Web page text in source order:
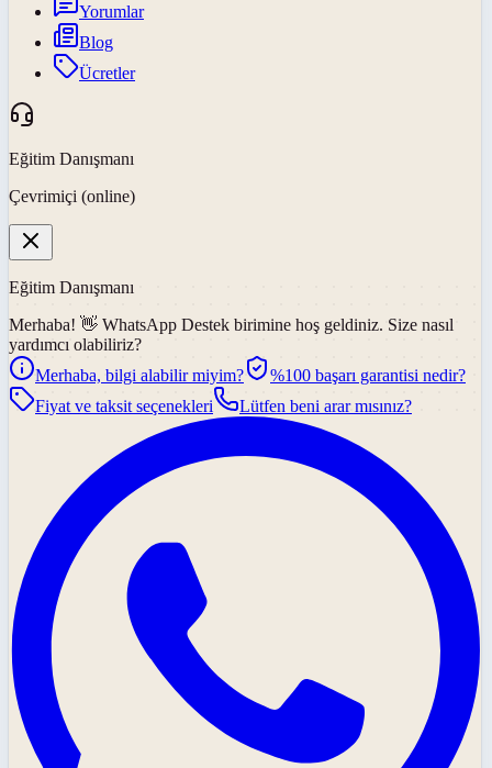
Yorumlar
Blog
Ücretler
Eğitim Danışmanı
Çevrimiçi (online)
Eğitim Danışmanı
Merhaba! 👋 WhatsApp Destek birimine hoş geldiniz. Size nasıl
yardımcı olabiliriz?
Merhaba, bilgi alabilir miyim?
%100 başarı garantisi nedir?
Fiyat ve taksit seçenekleri
Lütfen beni arar mısınız?